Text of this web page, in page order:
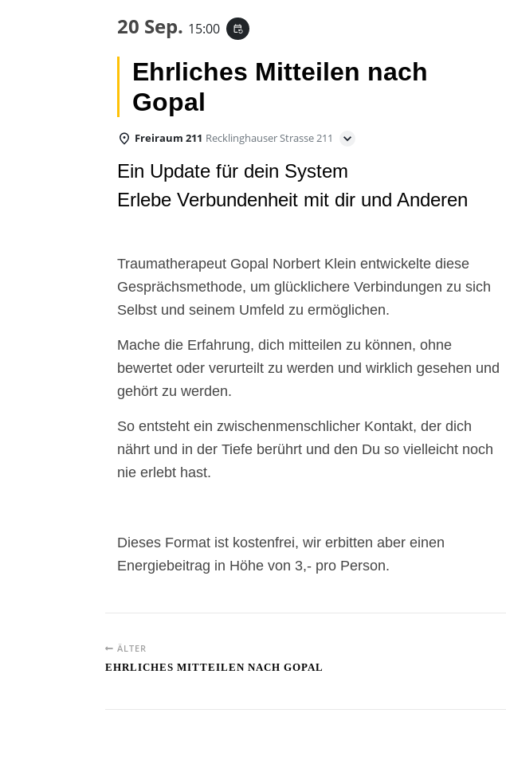
20 Sep. 15:00 event_repeat
Ehrliches Mitteilen nach
Gopal
Freiraum 211 Recklinghauser Strasse 211
Ein Update für dein System
Erlebe Verbundenheit mit dir und Anderen
Traumatherapeut Gopal Norbert Klein entwickelte diese
Gesprächsmethode, um glücklichere Verbindungen zu sich
Selbst und seinem Umfeld zu ermöglichen.
Mache die Erfahrung, dich mitteilen zu können, ohne
bewertet oder verurteilt zu werden und wirklich gesehen und
gehört zu werden.
So entsteht ein zwischenmenschlicher Kontakt, der dich
nährt und in der Tiefe berührt und den Du so vielleicht noch
nie erlebt hast.
Dieses Format ist kostenfrei, wir erbitten aber einen
Energiebeitrag in Höhe von 3,- pro Person.
ÄLTER
EHRLICHES MITTEILEN NACH GOPAL